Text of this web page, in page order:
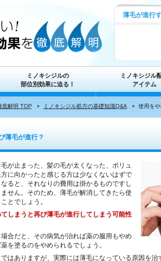
薄毛が進行
ミノキシジルの
部位別効果に迫る！
ミノキシジル
アイテム
底解明 TOP ミノキシジル処方の基礎知識Q&A 使用を
薄毛が進行？
が止まった、髪の毛が太くなった、ボリュ
に向かったと感じる方は少なくないはずで
ると、それなりの費用は掛かるものですし
せん。そのため、薄毛が解消してきたら使
とでしょう。
しまうと再び薄毛が進行してしまう可能性
合だと、その病気が治れば薬の服用もやめ
を塗るのをやめられるでしょう。
はありますが、実際には薄毛になっている原因を